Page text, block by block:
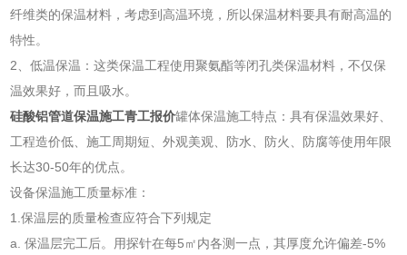
纤维类的保温材料，考虑到高温环境，所以保温材料要具有耐高温的
特性。
2、低温保温：这类保温工程使用聚氨酯等闭孔类保温材料，不仅保
温效果好，而且吸水。
硅酸铝管道保温施工青工报价罐体保温施工特点：具有保温效果好、
工程造价低、施工周期短、外观美观、防水、防火、防腐等使用年限
长达30-50年的优点。
设备保温施工质量标准：
1.保温层的质量检查应符合下列规定
a. 保温层完工后。用探针在每5㎡内各测一点，其厚度允许偏差-5%